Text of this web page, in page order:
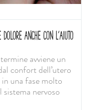
DOLORE ANCHE CON L'AIUTO
avviene un
confort dell’utero
una fase molto
nervoso